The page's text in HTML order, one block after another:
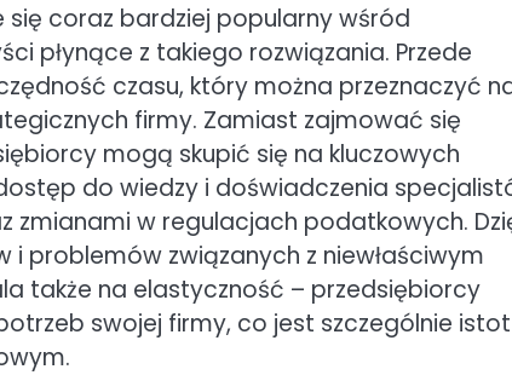
się coraz bardziej popularny wśród
płynące z takiego rozwiązania. Przede
czasu, który można przeznaczyć
firmy. Zamiast zajmować się
mogą skupić się na kluczowych
do wiedzy i doświadczenia
zmianami w regulacjach podatkowych.
problemów związanych z niewłaściwym
także na elastyczność – przedsiębiorcy
swojej firmy, co jest szczególnie